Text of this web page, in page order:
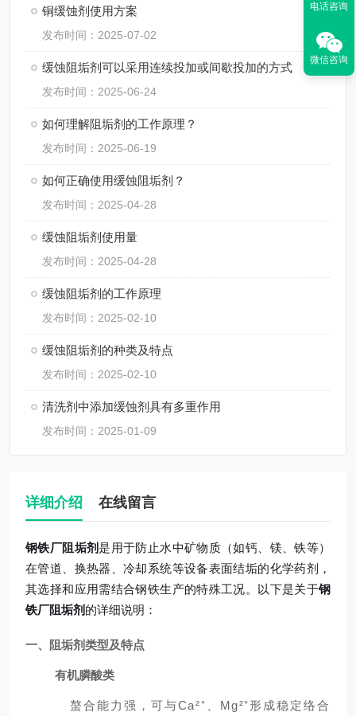
铜缓蚀剂使用方案
发布时间：2025-07-02
缓蚀阻垢剂可以采用连续投加或间歇投加的方式
发布时间：2025-06-24
如何理解阻垢剂的工作原理？
发布时间：2025-06-19
如何正确使用缓蚀阻垢剂？
发布时间：2025-04-28
缓蚀阻垢剂使用量
发布时间：2025-04-28
缓蚀阻垢剂的工作原理
发布时间：2025-02-10
缓蚀阻垢剂的种类及特点
发布时间：2025-02-10
清洗剂中添加缓蚀剂具有多重作用
发布时间：2025-01-09
详细介绍 在线留言
钢铁厂阻垢剂 是用于防止水中矿物质（如钙、镁、铁等）
在管道、换热器、冷却系统等设备表面结垢的化学药剂，
其选择和应用需结合钢铁生产的特殊工况。以下是关于钢
铁厂阻垢剂 的详细说明：
一、阻垢剂类型及特点
有机膦酸类
螯合能力强，可与Ca²⁺、Mg²⁺形成稳定络合
电话咨询
微信咨询